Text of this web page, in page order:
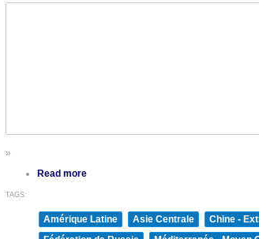
»
Read more
TAGS:
Amérique Latine Asie Centrale Chine -